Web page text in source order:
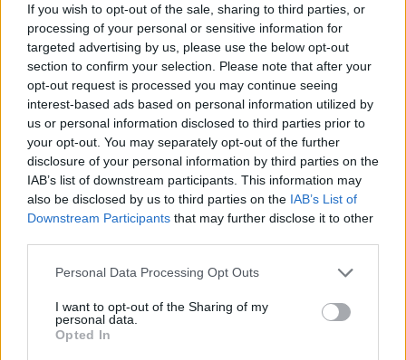
If you wish to opt-out of the sale, sharing to third parties, or
processing of your personal or sensitive information for
targeted advertising by us, please use the below opt-out
section to confirm your selection. Please note that after your
opt-out request is processed you may continue seeing
interest-based ads based on personal information utilized by
us or personal information disclosed to third parties prior to
your opt-out. You may separately opt-out of the further
disclosure of your personal information by third parties on the
IAB’s list of downstream participants. This information may
also be disclosed by us to third parties on the IAB’s List of
Downstream Participants that may further disclose it to other
Personal Data Processing Opt Outs
I want to opt-out of the Sharing of my
personal data.
Opted In
F
A T A
L
F
A L T A B
A
Palabras extra:
A
L
A
L
A T
A
B
A T
A
A
L T
A
A
L F
A
L B
A
L
L A